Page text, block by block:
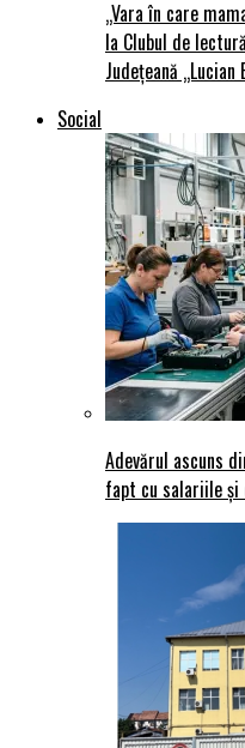
„Vara în care
la Clubul de
Județeană „Lucian
Social
Adevărul ascuns
fapt cu salariile și